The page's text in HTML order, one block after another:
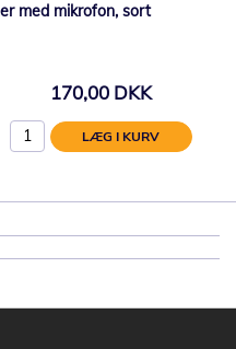
med mikrofon, sort
170,00 DKK
LÆG I KURV